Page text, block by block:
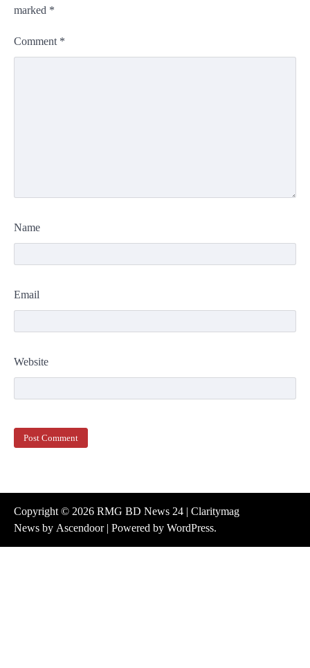
marked *
Comment *
Name
Email
Website
Copyright © 2026 RMG BD News 24 | Claritymag
News by Ascendoor| Powered by WordPress.